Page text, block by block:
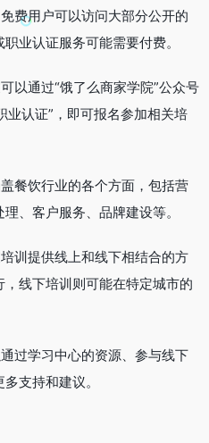
免费用户可以访问大部分公开的
业认证服务可能需要付费。
以通过“饿了么商家学院”公众号
业认证”，即可报名参加相关培
餐饮行业的各个方面，包括营
、客户服务、品牌建设等。
训提供线上和线下相结合的方
线下培训则可能在特定城市的
过学习中心的资源、参与线下
支持和建议。